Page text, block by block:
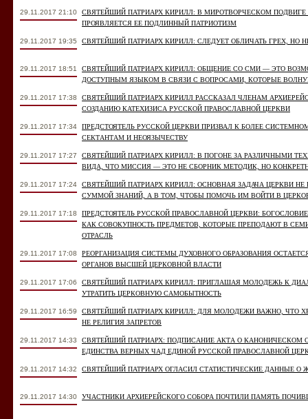
29.11.2017 21:10
СВЯТЕЙШИЙ ПАТРИАРХ КИРИЛЛ: В МИРОТВОРЧЕСКОМ
ПРОЯВЛЯЕТСЯ ЕЕ ПОДЛИННЫЙ ПАТРИОТИЗМ
29.11.2017 19:35 СВЯТЕЙШИЙ ПАТРИАРХ КИРИЛЛ: СЛЕДУЕТ ОБЛИЧАТЬ ГРЕХ, НО
29.11.2017 18:51
СВЯТЕЙШИЙ ПАТРИАРХ КИРИЛЛ: ОБЩЕНИЕ СО СМИ — ЭТО
ДОСТУПНЫМ ЯЗЫКОМ В СВЯЗИ С ВОПРОСАМИ, КОТОРЫЕ
29.11.2017 17:38
СВЯТЕЙШИЙ ПАТРИАРХ КИРИЛЛ РАССКАЗАЛ ЧЛЕНАМ
СОЗДАНИЮ КАТЕХИЗИСА РУССКОЙ ПРАВОСЛАВНОЙ ЦЕРКВИ
29.11.2017 17:34
ПРЕДСТОЯТЕЛЬ РУССКОЙ ЦЕРКВИ ПРИЗВАЛ К БОЛЕЕ
СЕКТАНТАМ И НЕОЯЗЫЧЕСТВУ
29.11.2017 17:27
СВЯТЕЙШИЙ ПАТРИАРХ КИРИЛЛ: В ПОГОНЕ ЗА РАЗЛИЧНЫМИ
ВИДА, ЧТО МИССИЯ — ЭТО НЕ СБОРНИК МЕТОДИК, НО
29.11.2017 17:24
СВЯТЕЙШИЙ ПАТРИАРХ КИРИЛЛ: ОСНОВНАЯ ЗАДАЧА ЦЕРКВИ
СУММОЙ ЗНАНИЙ, А В ТОМ, ЧТОБЫ ПОМОЧЬ ИМ ВОЙТИ В
29.11.2017 17:18
ПРЕДСТОЯТЕЛЬ РУССКОЙ ПРАВОСЛАВНОЙ ЦЕРКВИ:
КАК СОВОКУПНОСТЬ ПРЕДМЕТОВ, КОТОРЫЕ ПРЕПОДАЮТ В
ОТРАСЛЬ
29.11.2017 17:08
РЕОРГАНИЗАЦИЯ СИСТЕМЫ ДУХОВНОГО ОБРАЗОВАНИЯ
ОРГАНОВ ВЫСШЕЙ ЦЕРКОВНОЙ ВЛАСТИ
29.11.2017 17:06
СВЯТЕЙШИЙ ПАТРИАРХ КИРИЛЛ: ПРИГЛАШАЯ МОЛОДЕЖЬ К
УТРАТИТЬ ЦЕРКОВНУЮ САМОБЫТНОСТЬ
29.11.2017 16:59
СВЯТЕЙШИЙ ПАТРИАРХ КИРИЛЛ: ДЛЯ МОЛОДЕЖИ ВАЖНО, ЧТО
НЕ РЕЛИГИЯ ЗАПРЕТОВ
29.11.2017 14:33
СВЯТЕЙШИЙ ПАТРИАРХ: ПОДПИСАНИЕ АКТА О КАНОНИЧЕСКОМ
ЕДИНСТВА ВЕРНЫХ ЧАД ЕДИНОЙ РУССКОЙ ПРАВОСЛАВНОЙ
29.11.2017 14:32 СВЯТЕЙШИЙ ПАТРИАРХ ОГЛАСИЛ СТАТИСТИЧЕСКИЕ ДАННЫЕ О
29.11.2017 14:30 УЧАСТНИКИ АРХИЕРЕЙСКОГО СОБОРА ПОЧТИЛИ ПАМЯТЬ